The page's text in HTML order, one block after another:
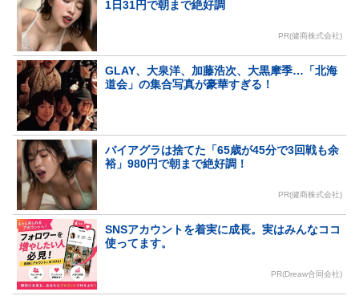
1日31円で朝まで絶好調
PR(健商株式会社)
GLAY、大泉洋、加藤浩次、大黒摩季…「北海
道会」の集合写真が豪華すぎる！
バイアグラは捨てた「65歳が45分で3回戦も余
裕」980円で朝まで絶好調！
PR(健商株式会社)
SNSアカウントを着実に成長。実はみんなココ
使ってます。
PR(Dreaw合同会社)